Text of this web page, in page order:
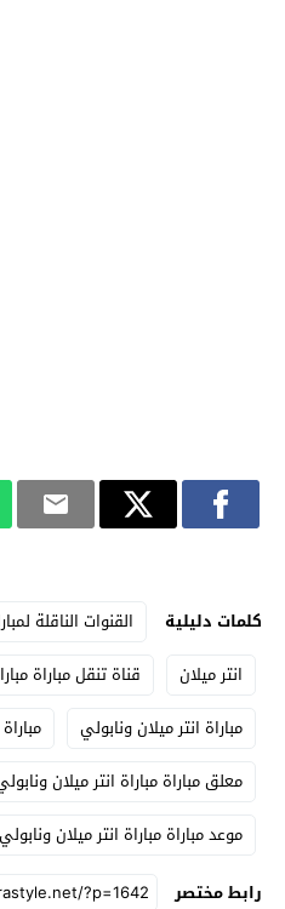
كلمات دليلية
القنوات الناقلة
انتر ميلان
قناة تنقل مباراة
مباراة انتر ميلان ونابولي
معلق مباراة مباراة انتر ميلان
موعد مباراة مباراة انتر ميلان ونابولي
رابط مختصر